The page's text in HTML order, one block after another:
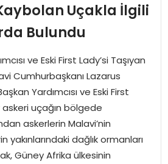
Uçakla İlgili
Bulundu
ve Eski First Lady’si Taşıyan
Cumhurbaşkanı Lazarus
Yardımcısı ve Eski First
askeri uçağın bölgede
askerlerin Malavi’nin
yakınlarındaki dağlık ormanları
Güney Afrika ülkesinin